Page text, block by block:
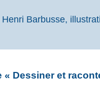
Henri Barbusse,
Dessiner et